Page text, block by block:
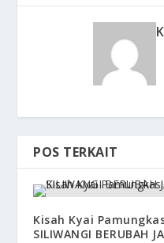
POS TERKAIT
Kisah Kyai
SILIWANGI BERUBAH